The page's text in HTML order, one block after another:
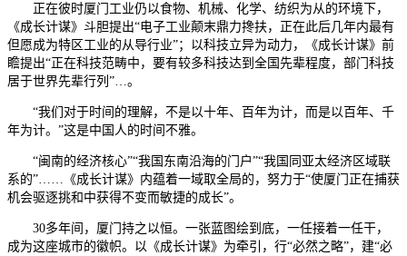
正在彼时厦门工业仍以食物、机械、化学、纺织为从的环境下，
《成长计谋》斗胆提出“电子工业颠末鼎力搀扶，正在此后几年内最有
但愿成为特区工业的从导行业”；以科技立异为动力，《成长计谋》前
瞻提出“正在科技范畴中，要有较多科技达到全国先辈程度，部门科技
居于世界先辈行列”…。
“我们对于时间的理解，不是以十年、百年为计，而是以百年、千
年为计。”这是中国人的时间不雅。
“闽南的经济核心”“我国东南沿海的门户”“我国同亚太经济区域联
系的”……《成长计谋》内蕴着一域取全局的，努力于“使厦门正在捕获
机会驱逐挑和中获得不变而敏捷的成长”。
30多年间，厦门持之以恒。一张蓝图绘到底，一任接着一任干，
成为这座城市的徽帜。以《成长计谋》为牵引，行“必然之略”，建“必